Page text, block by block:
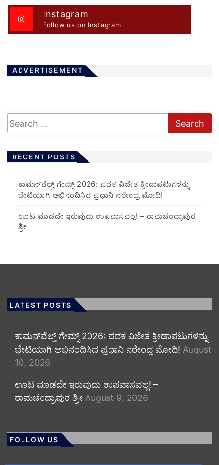
Instagram
Follow us on Instagram
ADVERTISEMENT
RECENT POSTS
ಕಾಮನ್‌ವೆಲ್ತ್ ಗೇಮ್ಸ್ 2026: ಪದಕ ವಿಜೇತ ಕ್ರೀಡಾಪಟುಗಳನ್ನು
ಭೇಟಿಯಾಗಿ ಅಭಿನಂದಿಸಿದ ಪ್ರಧಾನಿ ನರೇಂದ್ರ ಮೋದಿ!
ಊಟ ಮಾಡದೇ ಇರುವುದು ಉಪವಾಸವಲ್ಲ! – ರಾಮಚಂದ್ರಾಪುರ
ಶ್ರೀ
LATEST POSTS
ಕಾಮನ್‌ವೆಲ್ತ್ ಗೇಮ್ಸ್ 2026: ಪದಕ ವಿಜೇತ ಕ್ರೀಡಾಪಟುಗಳನ್ನು
ಭೇಟಿಯಾಗಿ ಅಭಿನಂದಿಸಿದ ಪ್ರಧಾನಿ ನರೇಂದ್ರ ಮೋದಿ! August
10, 2026
ಊಟ ಮಾಡದೇ ಇರುವುದು ಉಪವಾಸವಲ್ಲ! –
ರಾಮಚಂದ್ರಾಪುರ ಶ್ರೀ August 9, 2026
FOLLOW US